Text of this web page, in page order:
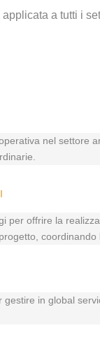
a tutti i
nel settore
per offrire la
in global